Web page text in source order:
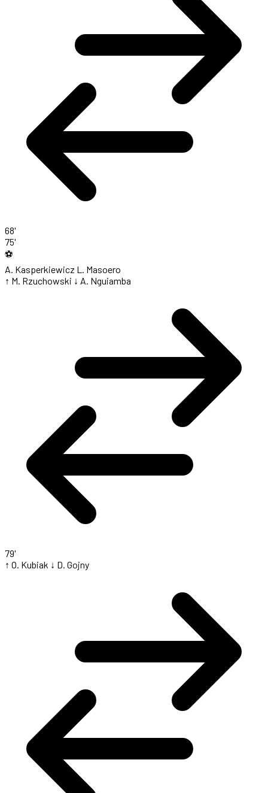
68'
75'
⚽
A. Kasperkiewicz L. Masoero
↑ M. Rzuchowski ↓ A. Nguiamba
79'
↑ O. Kubiak ↓ D. Gojny